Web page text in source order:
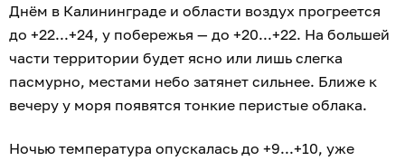
Днём в Калининграде и области воздух прогреется
до +22...+24, у побережья — до +20...+22. На большей
части территории будет ясно или лишь слегка
пасмурно, местами небо затянет сильнее. Ближе к
вечеру у моря появятся тонкие перистые облака.
Ночью температура опускалась до +9...+10, уже